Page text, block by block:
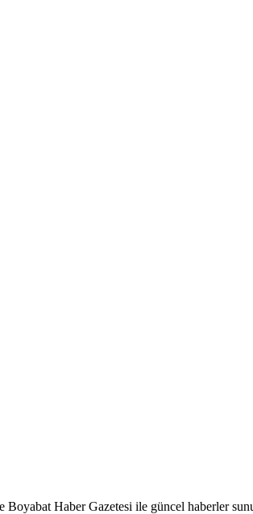
Haber Gazetesi ile güncel haberler